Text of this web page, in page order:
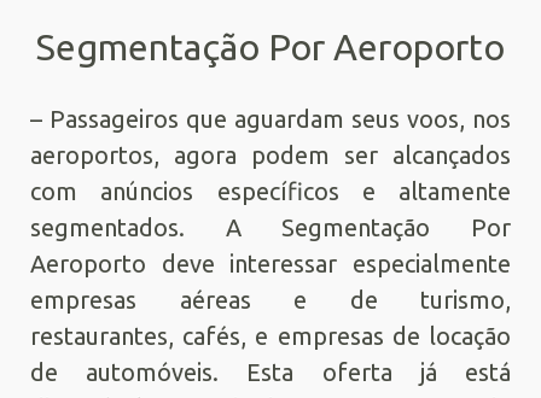
Segmentação Por Aeroporto
– Passageiros que aguardam seus voos, nos
aeroportos, agora podem ser alcançados
com anúncios específicos e altamente
segmentados. A Segmentação Por
Aeroporto deve interessar especialmente
empresas aéreas e de turismo,
restaurantes, cafés, e empresas de locação
de automóveis. Esta oferta já está